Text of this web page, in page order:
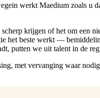
werkt Maedium zoals u
krijgen of het om een
het beste werkt —
putten we uit talent in de
met vervanging waar